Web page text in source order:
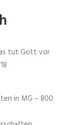
tut Gott vor
in MG – 800